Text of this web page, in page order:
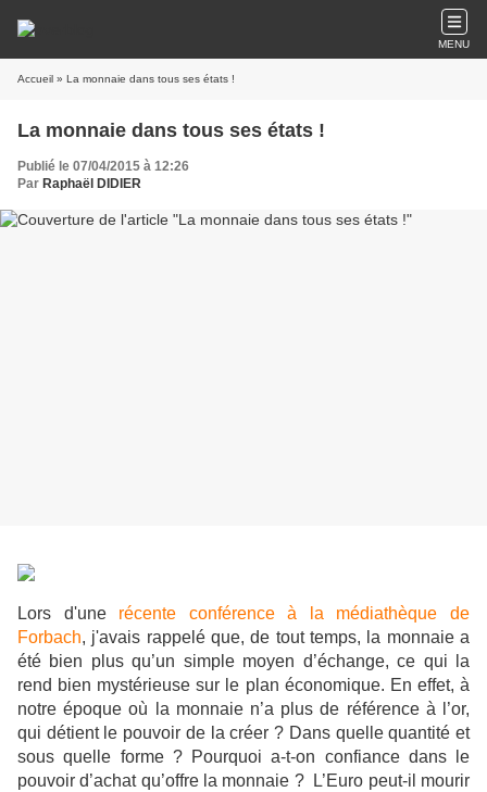
MENU
Accueil » La monnaie dans tous ses états !
La monnaie dans tous ses états !
Publié le 07/04/2015 à 12:26
Par Raphaël DIDIER
Lors d'une récente conférence à la médiathèque de
Forbach, j'avais rappelé que, de tout temps, la monnaie a
été bien plus qu’un simple moyen d’échange, ce qui la
rend bien mystérieuse sur le plan économique. En effet, à
notre époque où la monnaie n’a plus de référence à l’or,
qui détient le pouvoir de la créer ? Dans quelle quantité et
sous quelle forme ? Pourquoi a-t-on confiance dans le
pouvoir d’achat qu’offre la monnaie ? L’Euro peut-il mourir